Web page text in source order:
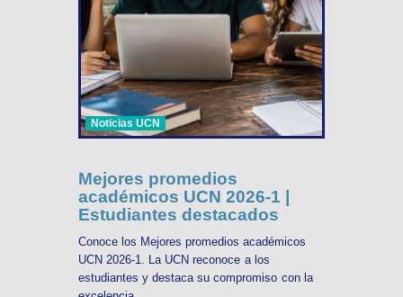
Noticias UCN
Mejores promedios
académicos UCN 2026-1 |
Estudiantes destacados
Conoce los Mejores promedios académicos
UCN 2026-1. La UCN reconoce a los
estudiantes y destaca su compromiso con la